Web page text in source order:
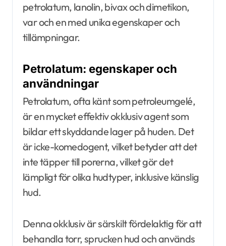
petrolatum, lanolin, bivax och dimetikon,
var och en med unika egenskaper och
tillämpningar.
Petrolatum: egenskaper och
användningar
Petrolatum, ofta känt som petroleumgelé,
är en mycket effektiv okklusiv agent som
bildar ett skyddande lager på huden. Det
är icke-komedogent, vilket betyder att det
inte täpper till porerna, vilket gör det
lämpligt för olika hudtyper, inklusive känslig
hud.
Denna okklusiv är särskilt fördelaktig för att
behandla torr, sprucken hud och används